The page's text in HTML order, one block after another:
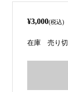
¥3,000(税込)
在庫 売り